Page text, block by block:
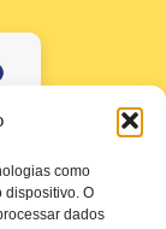
como
dispositivo. O
dados